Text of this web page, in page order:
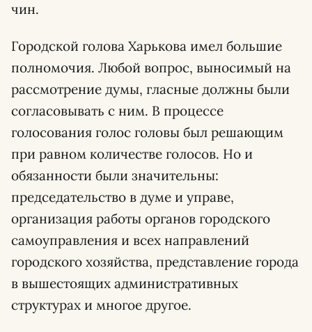
чин.
Городской голова Харькова имел большие
полномочия. Любой вопрос, выносимый на
рассмотрение думы, гласные должны были
согласовывать с ним. В процессе
голосования голос головы был решающим
при равном количестве голосов. Но и
обязанности были значительны:
председательство в думе и управе,
организация работы органов городского
самоуправления и всех направлений
городского хозяйства, представление города
в вышестоящих административных
структурах и многое другое.